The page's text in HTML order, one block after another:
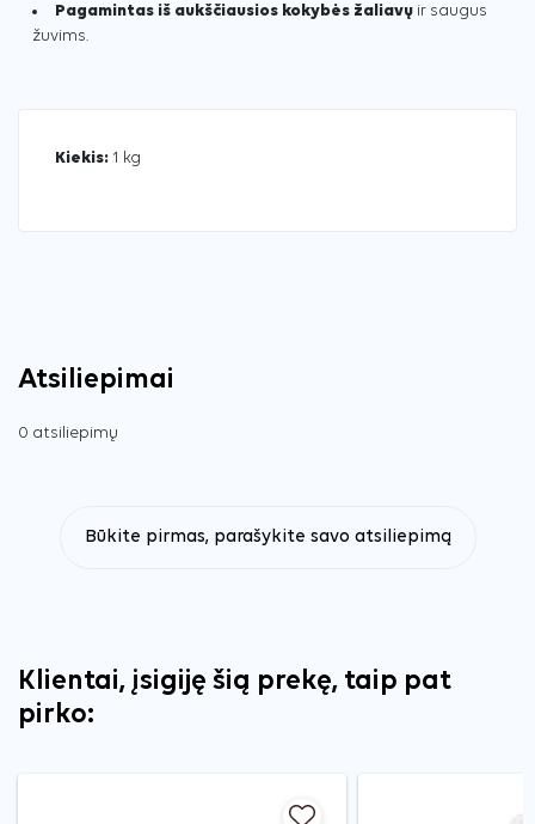
Pagamintas iš aukščiausios kokybės žaliavų ir saugus
žuvims.
Kiekis: 1 kg
Atsiliepimai
0 atsiliepimų
Būkite pirmas, parašykite savo atsiliepimą
Klientai, įsigiję šią prekę, taip pat
pirko: